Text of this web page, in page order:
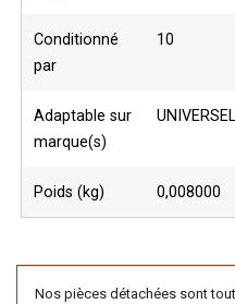
Conditionné
par
10
Adaptable sur
marque(s)
UNIVERSEL
Poids (kg) 0,008000
Nos pièces détachées sont